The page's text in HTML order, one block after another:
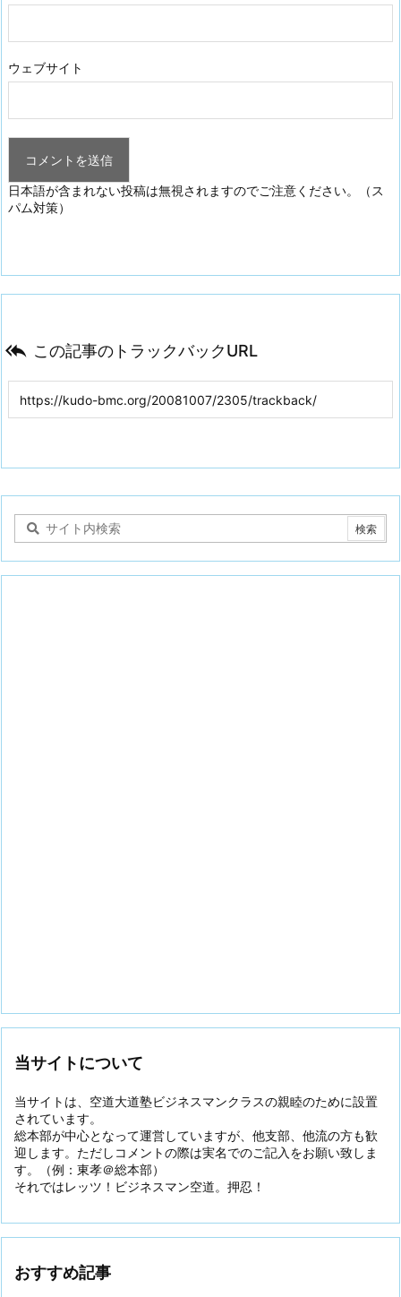
ウェブサイト
日本語が含まれない投稿は無視されますのでご注意ください。（ス
パム対策）
 この記事のトラックバックURL
当サイトについて
当サイトは、空道大道塾ビジネスマンクラスの親睦のために設置
されています。
総本部が中心となって運営していますが、他支部、他流の方も歓
迎します。ただしコメントの際は実名でのご記入をお願い致しま
す。（例：東孝＠総本部）
それではレッツ！ビジネスマン空道。押忍！
おすすめ記事